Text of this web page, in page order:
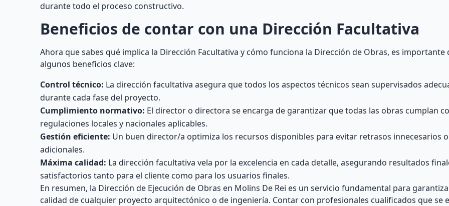
durante todo el proceso constructivo.
Beneficios de contar con una Dirección Facultativa
Ahora que sabes qué implica la Dirección Facultativa y cómo funciona la Dirección de Obras, es importante
algunos beneficios clave:
Control técnico: La dirección facultativa asegura que todos los aspectos técnicos sean supervisados
durante cada fase del proyecto.
Cumplimiento normativo: El director o directora se encarga de garantizar que todas las obras cumplan
regulaciones locales y nacionales aplicables.
Gestión eficiente: Un buen director/a optimiza los recursos disponibles para evitar retrasos innecesarios
adicionales.
Máxima calidad: La dirección facultativa vela por la excelencia en cada detalle, asegurando resultados
satisfactorios tanto para el cliente como para los usuarios finales.
En resumen, la Dirección de Ejecución de Obras en Molins De Rei es un servicio fundamental para
calidad de cualquier proyecto arquitectónico o de ingeniería. Contar con profesionales cualificados que se